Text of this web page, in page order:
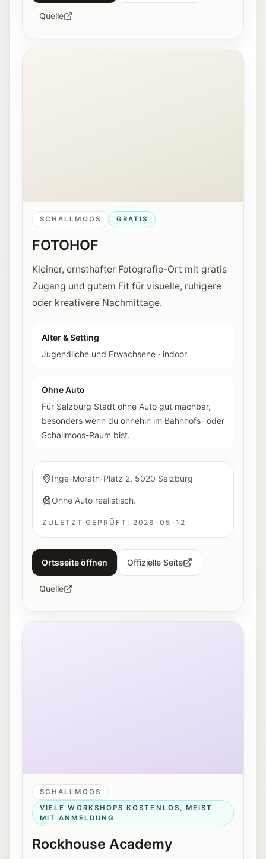
Quelle
Innenansicht der Fotohof Galerie in Salzburg.
SCHALLMOOS GRATIS
FOTOHOF
Kleiner, ernsthafter Fotografie-Ort mit gratis
Zugang und gutem Fit für visuelle, ruhigere
oder kreativere Nachmittage.
Alter & Setting
Jugendliche und Erwachsene · indoor
Ohne Auto
Für Salzburg Stadt ohne Auto gut machbar,
besonders wenn du ohnehin im Bahnhofs- oder
Schallmoos-Raum bist.
Inge-Morath-Platz 2, 5020 Salzburg
Ohne Auto realistisch.
ZULETZT GEPRÜFT: 2026-05-12
Ortsseite öffnen Offizielle Seite
Quelle
Außenansicht des Rockhouse Salzburg in der
SCHALLMOOS
VIELE WORKSHOPS KOSTENLOS, MEIST
MIT ANMELDUNG
Rockhouse Academy